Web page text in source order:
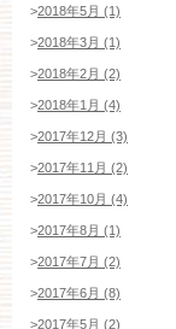
>2018年5月 (1)
>2018年3月 (1)
>2018年2月 (2)
>2018年1月 (4)
>2017年12月 (3)
>2017年11月 (2)
>2017年10月 (4)
>2017年8月 (1)
>2017年7月 (2)
>2017年6月 (8)
>2017年5月 (2)